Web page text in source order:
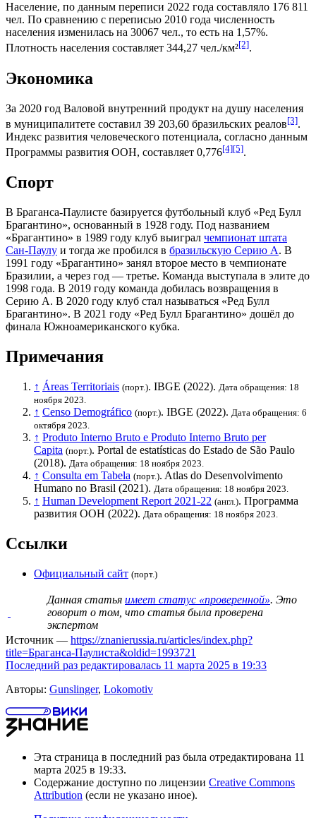
Население, по данным переписи 2022 года составляло 176 811
чел. По сравнению с переписью 2010 года численность
населения изменилась на 30067 чел., то есть на 1,57%.
Плотность населения составляет 344,27 чел./км²[2].
Экономика
За 2020 год Валовой внутренний продукт на душу населения
в муниципалитете составил 39 203,60 бразильских реалов[3].
Индекс развития человеческого потенциала, согласно данным
Программы развития ООН, составляет 0,776[4][5].
Спорт
В Браганса-Паулисте базируется футбольный клуб «Ред Булл
Брагантино», основанный в 1928 году. Под названием
«Брагантино» в 1989 году клуб выиграл чемпионат штата
Сан-Паулу и тогда же пробился в бразильскую Серию A. В
1991 году «Брагантино» занял второе место в чемпионате
Бразилии, а через год — третье. Команда выступала в элите до
1998 года. В 2019 году команда добилась возвращения в
Серию A. В 2020 году клуб стал называться «Ред Булл
Брагантино». В 2021 году «Ред Булл Брагантино» дошёл до
финала Южноамериканского кубка.
Примечания
↑ Áreas Territoriais (порт.). IBGE (2022). Дата обращения: 18
ноября 2023.
↑ Censo Demográfico (порт.). IBGE (2022). Дата обращения: 6
октября 2023.
↑ Produto Interno Bruto e Produto Interno Bruto per
Capita (порт.). Portal de estatísticas do Estado de São Paulo
(2018). Дата обращения: 18 ноября 2023.
↑ Consulta em Tabela (порт.). Atlas do Desenvolvimento
Humano no Brasil (2021). Дата обращения: 18 ноября 2023.
↑ Human Development Report 2021-22 (англ.). Программа
развития ООН (2022). Дата обращения: 18 ноября 2023.
Ссылки
Официальный сайт (порт.)
Данная статья имеет статус «проверенной». Это
говорит о том, что статья была проверена
экспертом
Источник — https://znanierussia.ru/articles/index.php?
title=Браганса-Паулиста&oldid=1993721
Последний раз редактировалась 11 марта 2025 в 19:33
Авторы: Gunslinger, Lokomotiv
Эта страница в последний раз была отредактирована 11
марта 2025 в 19:33.
Содержание доступно по лицензии Creative Commons
Attribution (если не указано иное).